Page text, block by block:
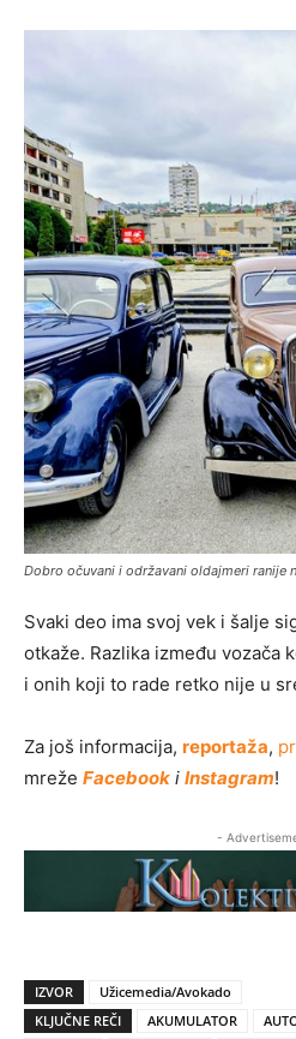
Dobro očuvani i održavani oldajmeri ranije
Svaki deo ima svoj vek i šalje
otkaže. Razlika između vozača
i onih koji to rade retko nije u
Za još informacija, reportaža,
mreže Facebook i Instagram!
-
IZVOR
Užicemedia/Avokado
KLJUČNE REČI
AKUMULATOR